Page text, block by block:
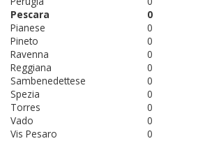
0
Pescara
0
Pianese
0
Pineto
0
Ravenna
0
Reggiana
0
Sambenedettese
0
Spezia
0
Torres
0
Vado
0
Vis Pesaro